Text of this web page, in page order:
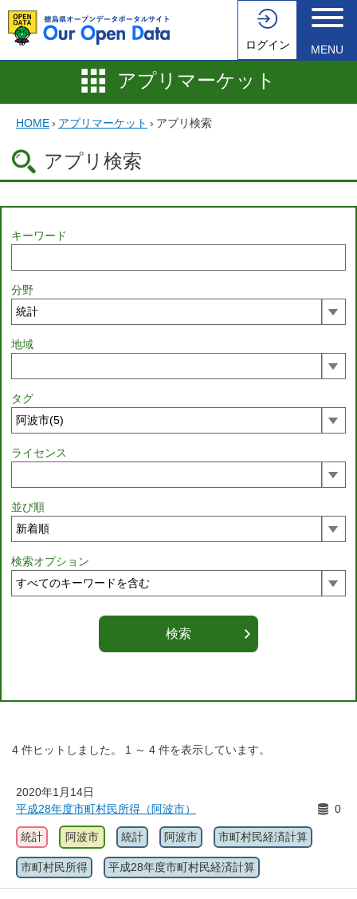
ログイン MENU
アプリマーケット
HOME› アプリマーケット › アプリ検索
アプリ検索
キーワード
分野
地域
タグ
ライセンス
並び順
検索オプション
4 件ヒットしました。 1 ～ 4 件を表示しています。
2020年1月14日
平成28年度市町村民所得（阿波市）
0
統計 阿波市 統計 阿波市 市町村民経済計算
市町村民所得 平成28年度市町村民経済計算